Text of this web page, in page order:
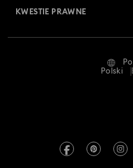
Zwroty i wymiana towaru
Status naprawy
KWESTIE PRAWNE
Informacje dotyczące
Polski